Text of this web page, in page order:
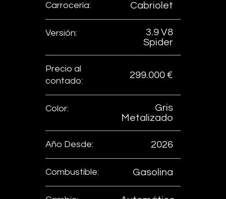
Carrocería: Cabriolet
Versión:
3.9 V8
Spider
Precio al
contado:
299.000 €
Color:
Gris
Metalizado
Año Desde: 2026
Combustible: Gasolina